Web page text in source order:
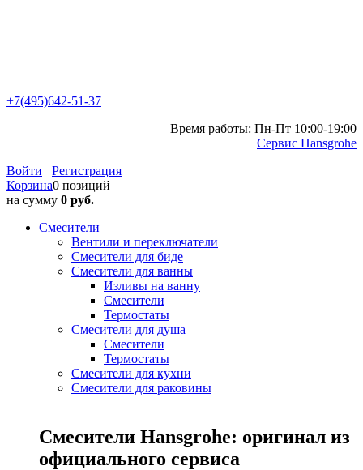
+7(495)642-51-37
Время работы: Пн-Пт 10:00-19:00
Сервис Hansgrohe
Войти
Регистрация
Корзина0 позиций
на сумму 0 руб.
Смесители
Вентили и переключатели
Смесители для биде
Смесители для ванны
Изливы на ванну
Смесители
Термостаты
Смесители для душа
Смесители
Термостаты
Смесители для кухни
Смесители для раковины
Смесители Hansgrohe: оригинал из
официального сервиса